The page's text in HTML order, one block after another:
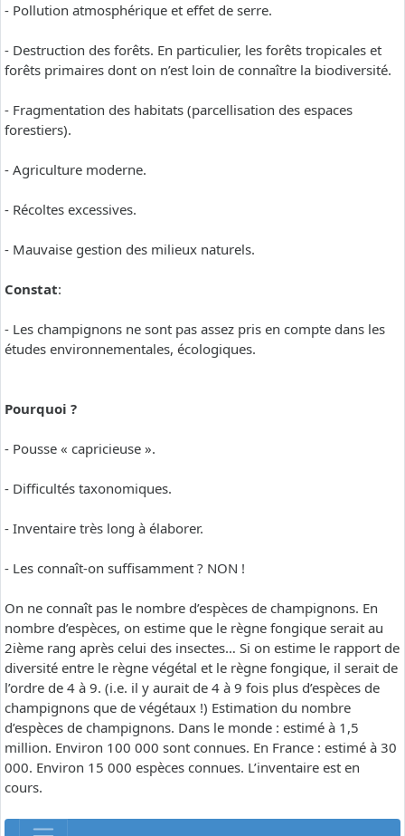
- Pollution atmosphérique et effet de serre.
- Destruction des forêts. En particulier, les forêts tropicales et
forêts primaires dont on n’est loin de connaître la biodiversité.
- Fragmentation des habitats (parcellisation des espaces
forestiers).
- Agriculture moderne.
- Récoltes excessives.
- Mauvaise gestion des milieux naturels.
Constat:
- Les champignons ne sont pas assez pris en compte dans les
études environnementales, écologiques.
Pourquoi ?
- Pousse « capricieuse ».
- Difficultés taxonomiques.
- Inventaire très long à élaborer.
- Les connaît-on suffisamment ? NON !
On ne connaît pas le nombre d’espèces de champignons. En
nombre d’espèces, on estime que le règne fongique serait au
2ième rang après celui des insectes… Si on estime le rapport de
diversité entre le règne végétal et le règne fongique, il serait de
l’ordre de 4 à 9. (i.e. il y aurait de 4 à 9 fois plus d’espèces de
champignons que de végétaux !) Estimation du nombre
d’espèces de champignons. Dans le monde : estimé à 1,5
million. Environ 100 000 sont connues. En France : estimé à 30
000. Environ 15 000 espèces connues. L’inventaire est en
cours.